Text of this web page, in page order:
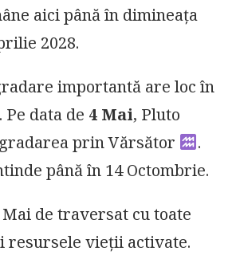
aici până în dimineața
2028.
importantă are loc în
Pe data de 4 Mai, Pluto
prin Vărsător
.
până în 14 Octombrie.
de traversat cu toate
resursele vieții activate.